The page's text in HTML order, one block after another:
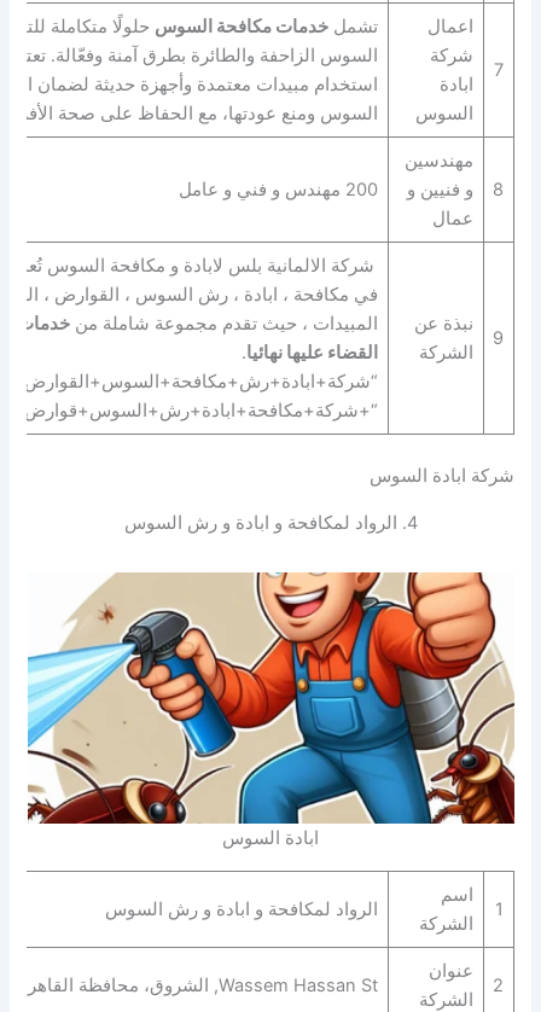
7
اعمال
شركة
ابادة
السوس
تشمل خدمات مكافحة السوس حلولًا متكاملة
السوس الزاحفة والطائرة بطرق آمنة وفعّالة.
استخدام مبيدات معتمدة وأجهزة حديثة لضمان
السوس ومنع عودتها، مع الحفاظ على صحة الأفراد
8
مهندسين
و فنيين و
عمال
200 مهندس و فني و عامل
9
نبذة عن
الشركة
شركة الالمانية بلس لابادة و مكافحة السوس تُعد
في مكافحة ، ابادة ، رش السوس ، القوارض ،
المبيدات ، حيث تقدم مجموعة شاملة من خدمات
القضاء عليها نهائيا.
شركة ابادة السوس
4. الرواد لمكافحة و ابادة و رش السوس
ابادة السوس
1
اسم
الشركة
الرواد لمكافحة و ابادة و رش السوس
2
عنوان
الشركة
Wassem Hassan St, الشروق، محافظة القاهرة‬ 4921313